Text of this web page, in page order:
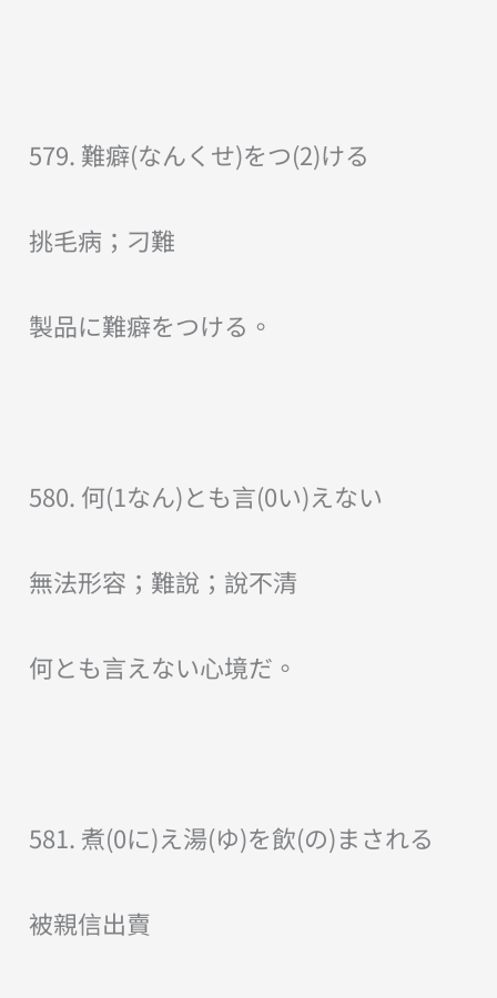
579. 難癖(なんくせ)をつ(2)ける
挑毛病；刁難
製品に難癖をつける。
580. 何(1なん)とも言(0い)えない
無法形容；難說；說不清
何とも言えない心境だ。
581. 煮(0に)え湯(ゆ)を飲(の)まされる
被親信出賣